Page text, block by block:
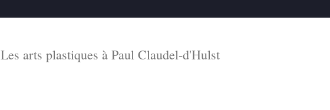
Les arts plastiques à Paul Claudel-d'Hulst